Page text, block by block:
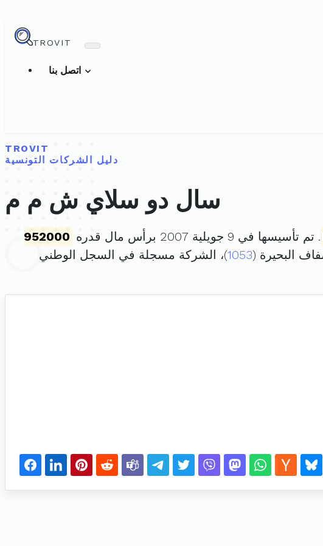
TROVIT
TROVIT
دليل الشركات التونسية
سال دو سلاي ش م م
. تم تأسيسها في 9 جويلية 2007 برأس مال قدره
952000
1053)، الشركة مسجلة في السجل الوطني